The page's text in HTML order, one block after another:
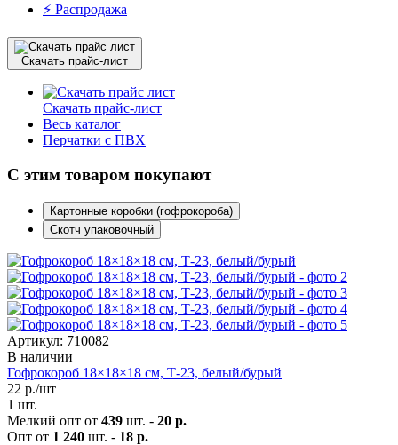
⚡️ Распродажа
Скачать прайс-лист
Скачать прайс-лист
Весь каталог
Перчатки с ПВХ
С этим товаром покупают
Картонные коробки (гофрокороба)
Скотч упаковочный
Артикул: 710082
В наличии
Гофрокороб 18×18×18 см, Т-23, белый/бурый
22 р./шт
1 шт.
Мелкий опт от 439 шт. - 20 р.
Опт от 1 240 шт. - 18 р.